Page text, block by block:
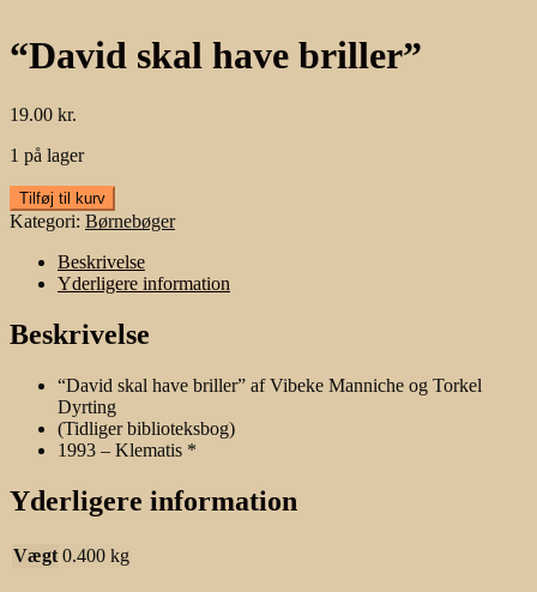
“David skal have briller”
19.00 kr.
1 på lager
"David
skal
briller"
antal
Tilføj til kurv
Kategori: Børnebøger
Beskrivelse
Yderligere information
Beskrivelse
“David skal have briller” af Vibeke Manniche og Torkel
Dyrting
(Tidliger biblioteksbog)
1993 – Klematis *
Yderligere information
Vægt 0.400 kg